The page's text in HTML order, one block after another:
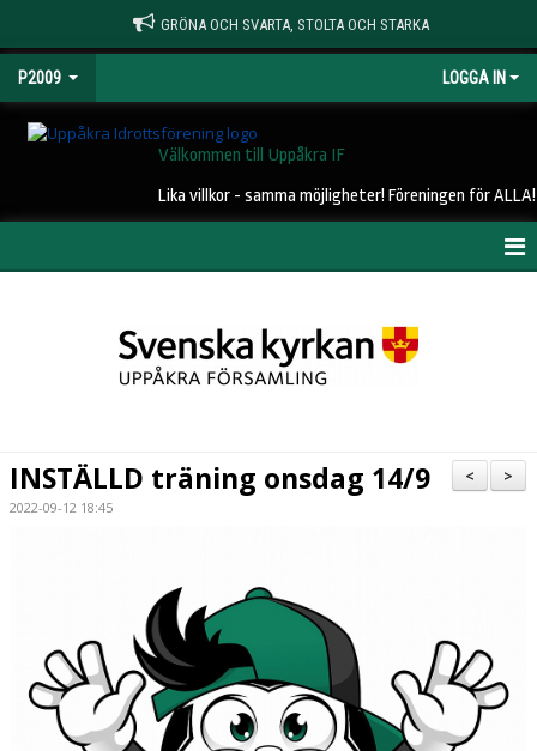
GRÖNA OCH SVARTA, STOLTA OCH STARKA
P2009 LOGGA IN
Välkommen till Uppåkra IF
Lika villkor - samma möjligheter! Föreningen för ALLA!
TRUPPEN
KONTAKT
>
<
INSTÄLLD träning onsdag 14/9
2022-09-12 18:45